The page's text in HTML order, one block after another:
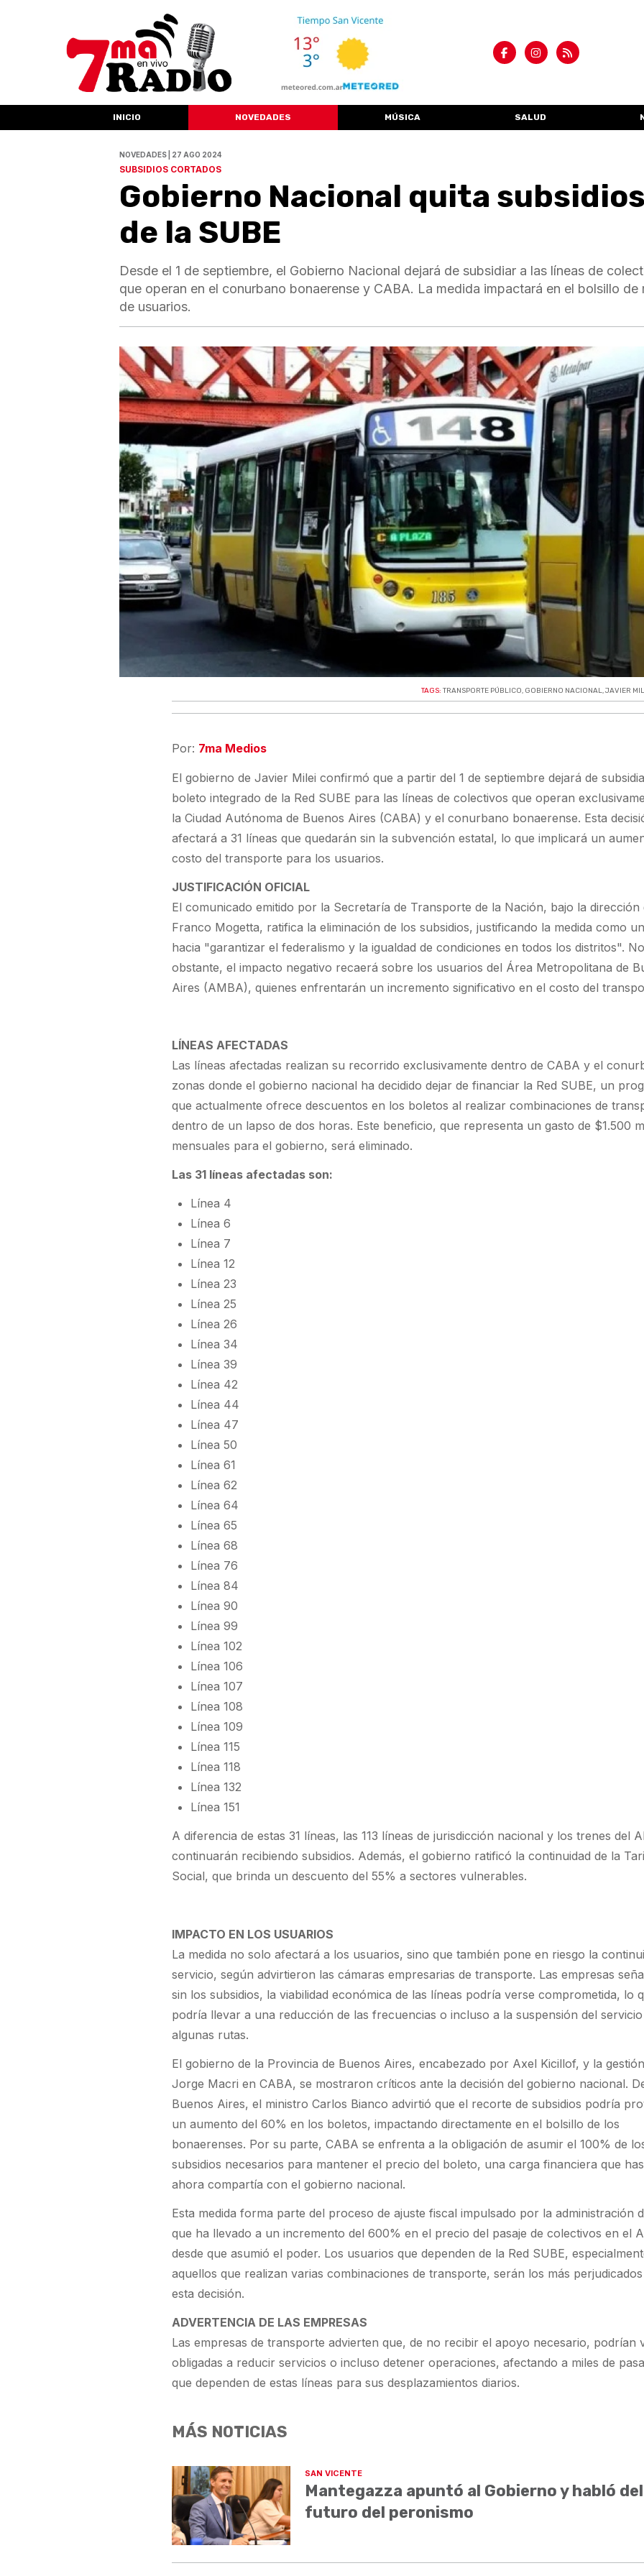
INICIO NOVEDADES MÚSICA SALUD
NOVEDADES | 27 AGO 2024
SUBSIDIOS CORTADOS
Gobierno Nacional quita subsidios
de la SUBE
Desde el 1 de septiembre, el Gobierno Nacional dejará de subsidiar a las líneas de
que operan en el conurbano bonaerense y CABA. La medida impactará en el bolsillo de
de usuarios.
TAGS:TRANSPORTE PÚBLICO, GOBIERNO NACIONAL,JAVIER
Por: 7ma Medios
El gobierno de Javier Milei confirmó que a partir del 1 de septiembre dejará de
boleto integrado de la Red SUBE para las líneas de colectivos que operan
la Ciudad Autónoma de Buenos Aires (CABA) y el conurbano bonaerense. Esta
afectará a 31 líneas que quedarán sin la subvención estatal, lo que implicará un
costo del transporte para los usuarios.
JUSTIFICACIÓN OFICIAL
El comunicado emitido por la Secretaría de Transporte de la Nación, bajo la dirección
Franco Mogetta, ratifica la eliminación de los subsidios, justificando la medida como
hacia "garantizar el federalismo y la igualdad de condiciones en todos los distritos". No
obstante, el impacto negativo recaerá sobre los usuarios del Área Metropolitana de
Aires (AMBA), quienes enfrentarán un incremento significativo en el costo del
LÍNEAS AFECTADAS
Las líneas afectadas realizan su recorrido exclusivamente dentro de CABA y el
zonas donde el gobierno nacional ha decidido dejar de financiar la Red SUBE, un
que actualmente ofrece descuentos en los boletos al realizar combinaciones de
dentro de un lapso de dos horas. Este beneficio, que representa un gasto de $1.500
mensuales para el gobierno, será eliminado.
Las 31 líneas afectadas son:
Línea 4
Línea 6
Línea 7
Línea 12
Línea 23
Línea 25
Línea 26
Línea 34
Línea 39
Línea 42
Línea 44
Línea 47
Línea 50
Línea 61
Línea 62
Línea 64
Línea 65
Línea 68
Línea 76
Línea 84
Línea 90
Línea 99
Línea 102
Línea 106
Línea 107
Línea 108
Línea 109
Línea 115
Línea 118
Línea 132
Línea 151
A diferencia de estas 31 líneas, las 113 líneas de jurisdicción nacional y los trenes del
continuarán recibiendo subsidios. Además, el gobierno ratificó la continuidad de la
Social, que brinda un descuento del 55% a sectores vulnerables.
IMPACTO EN LOS USUARIOS
La medida no solo afectará a los usuarios, sino que también pone en riesgo la
servicio, según advirtieron las cámaras empresarias de transporte. Las empresas
sin los subsidios, la viabilidad económica de las líneas podría verse comprometida, lo
podría llevar a una reducción de las frecuencias o incluso a la suspensión del
algunas rutas.
El gobierno de la Provincia de Buenos Aires, encabezado por Axel Kicillof, y la
Jorge Macri en CABA, se mostraron críticos ante la decisión del gobierno nacional.
Buenos Aires, el ministro Carlos Bianco advirtió que el recorte de subsidios podría
un aumento del 60% en los boletos, impactando directamente en el bolsillo de los
bonaerenses. Por su parte, CABA se enfrenta a la obligación de asumir el 100% de
subsidios necesarios para mantener el precio del boleto, una carga financiera que
ahora compartía con el gobierno nacional.
Esta medida forma parte del proceso de ajuste fiscal impulsado por la administración
que ha llevado a un incremento del 600% en el precio del pasaje de colectivos en el
desde que asumió el poder. Los usuarios que dependen de la Red SUBE,
aquellos que realizan varias combinaciones de transporte, serán los más
esta decisión.
ADVERTENCIA DE LAS EMPRESAS
Las empresas de transporte advierten que, de no recibir el apoyo necesario, podrían
obligadas a reducir servicios o incluso detener operaciones, afectando a miles de
que dependen de estas líneas para sus desplazamientos diarios.
MÁS NOTICIAS
SAN VICENTE
Mantegazza apuntó al Gobierno y habló del
futuro del peronismo